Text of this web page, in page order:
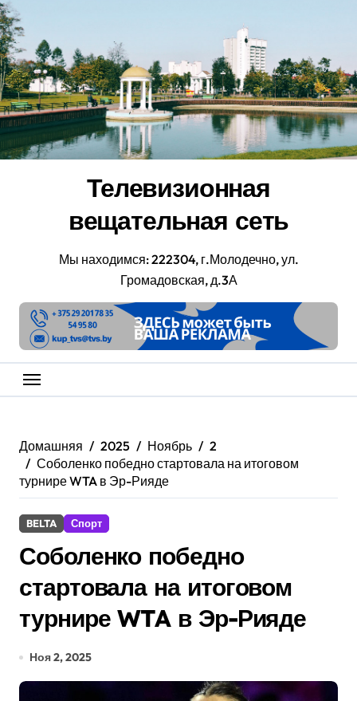
Перейти
к
содержанию
Телевизионная
вещательная сеть
Мы находимся: 222304, г.Молодечно, ул.
Громадовская, д.3А
Домашняя 2025 Ноябрь
2
Соболенко победно стартовала на итоговом
турнире WTA в Эр-Рияде
BELTA Спорт
Соболенко победно
стартовала на итоговом
турнире WTA в Эр-Рияде
Ноя 2, 2025